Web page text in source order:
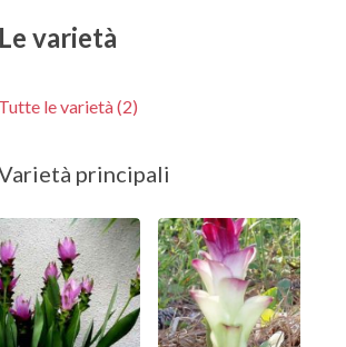
Le varietà
Tutte le varietà (2)
principali